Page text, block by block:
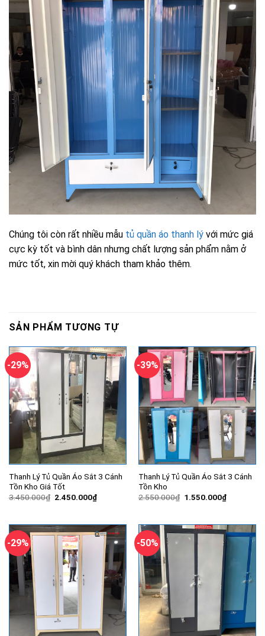
Chúng tôi còn rất nhiều mẫu tủ quần áo thanh lý với mức giá
cực kỳ tốt và bình dân nhưng chất lượng sản phẩm nằm ở
mức tốt, xin mời quý khách tham khảo thêm.
SẢN PHẨM TƯƠNG TỰ
-29%
Thanh Lý Tủ Quần Áo Sắt 3 Cánh
Tồn Kho Giá Tốt
3.450.000₫ Giá
2.450.000₫Giá
hiện
2.450.000₫.
-39%
Thanh Lý Tủ Quần Áo Sắt 3 Cánh
Tồn Kho
2.550.000₫ Giá
1.550.000₫Giá
hiện
-29% -50%